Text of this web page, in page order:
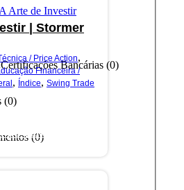
Bancárias (0)
(0)
(0)
| Stormer
/ Price Action,
Financeira /
, Índice, Swing Trade
ao carrinho